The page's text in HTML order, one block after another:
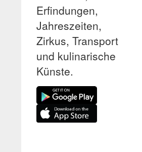
Erfindungen,
Jahreszeiten,
Zirkus, Transport
und kulinarische
Künste.